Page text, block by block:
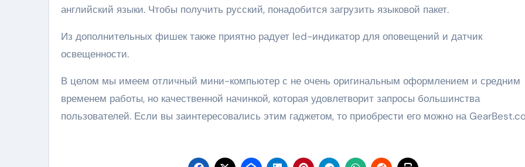
английский языки. Чтобы получить русский, понадобится загрузить языковой пакет.
Из дополнительных фишек также приятно радует led-индикатор для оповещений и датчик
освещенности.
В целом мы имеем отличный мини-компьютер с не очень оригинальным оформлением и средним
временем работы, но качественной начинкой, которая удовлетворит запросы большинства
пользователей. Если вы заинтересовались этим гаджетом, то приобрести его можно на